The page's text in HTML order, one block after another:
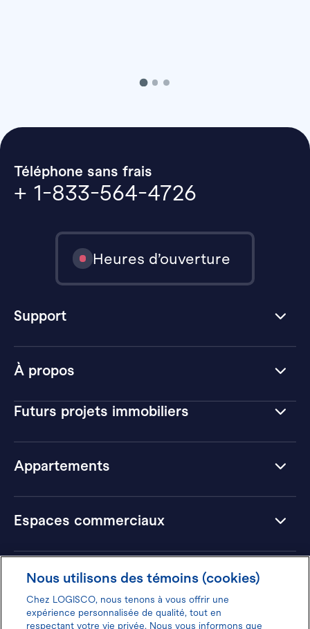
À propos
Futurs projets immobiliers
Appartements
Espaces commerciaux
Hôtels
Téléphone sans frais
+ 1-833-564-4726
Heures d’ouverture
Support
Nous utilisons des témoins (cookies)
Chez LOGISCO, nous tenons à vous offrir une
expérience personnalisée de qualité, tout en
respectant votre vie privée. Nous vous informons que